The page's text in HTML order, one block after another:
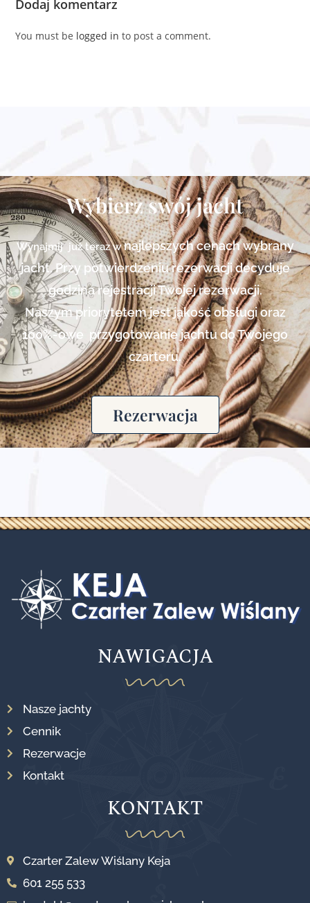
Dodaj komentarz
You must be logged in to post a comment.
Wybierz swój jacht
Wynajmij już teraz wnajlepszych cenachwybrany
jacht. Przy potwierdzeniu rezerwacji decyduje
godzina rejestracji Twojej rezerwacji.
Naszym priorytetem jest jakość obsługi oraz
100%-owe przygotowanie jachtu do Twojego
czarteru.
Rezerwacja
NAWIGACJA
Nasze jachty
Cennik
Rezerwacje
Kontakt
KONTAKT
Czarter Zalew Wiślany Keja
601 255 533